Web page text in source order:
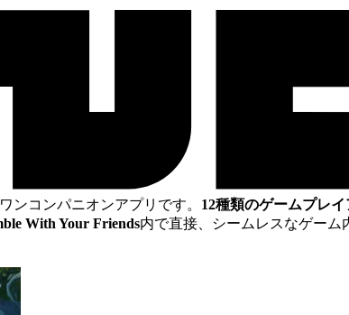
ンコンパニオンアプリです。 12種類のゲームプレ
With Your Friends内で直接、シームレスなゲーム